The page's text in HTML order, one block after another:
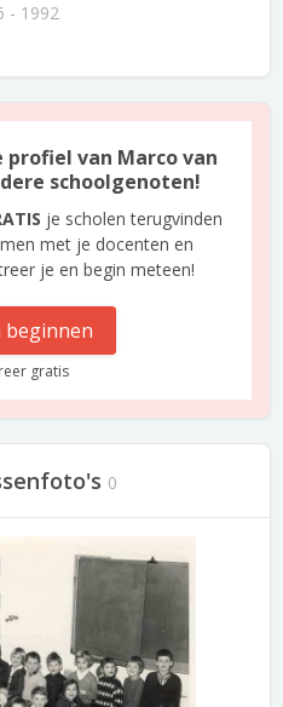
- 1992
van Marco van
schoolgenoten!
je scholen terugvinden
met je docenten en
je en begin meteen!
beginnen
gratis
0